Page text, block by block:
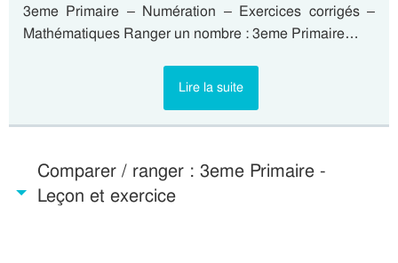
3eme Primaire – Numération – Exercices corrigés –
Mathématiques Ranger un nombre : 3eme Primaire…
Lire la suite
Comparer / ranger : 3eme Primaire -
Leçon et exercice